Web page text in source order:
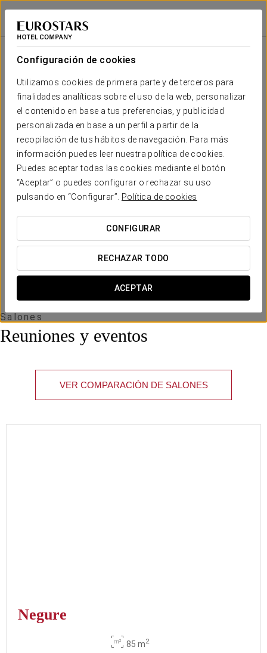
Configuración de cookies
Utilizamos cookies de primera parte y de terceros para
finalidades analíticas sobre el uso de la web, personalizar
el contenido en base a tus preferencias, y publicidad
personalizada en base a un perfil a partir de la
recopilación de tus hábitos de navegación. Para más
información puedes leer nuestra política de cookies.
Puedes aceptar todas las cookies mediante el botón
“Aceptar” o puedes configurar o rechazar su uso
pulsando en “Configurar”.
Política de cookies
CONFIGURAR
RECHAZAR TODO
ACEPTAR
Exe Zaragoza WTC
ZARAGOZA
Tu evento en
SOLICITAR PRESUPUESTO
Salones
Reuniones y eventos
VER COMPARACIÓN DE SALONES
Sala
U
Negure
85 m
altura
65 80 40 35 - 80
Negure
85 m2